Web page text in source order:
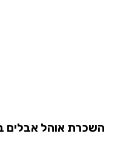
השכרת אוהל אבלים